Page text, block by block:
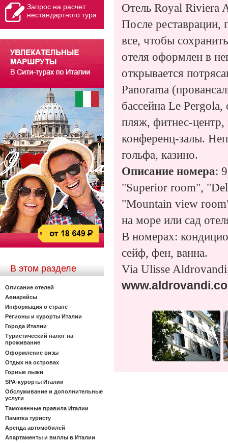
Запрос на расчет
нестандартного тура
В этом разделе
Описание отелей
Авиарейсы
Информация о стране
Регионы и курорты Италии
Города Италии
Туристический налог на
проживание
Оформление визы
Отдых на островах
Горные лыжи
SPA-курорты Италии
Обслуживание и дополнительные
услуги
Таможенные правила Италии
Памятка туристу
Аренда автомобилей
Апартаменты и виллы в Италии
Отель Royal Riviera
После реставрации,
все, чтобы
отеля оформлен в
открывается
Panorama
бассейна Le
пляж, фитнес-центр,
конференц-залы.
гольфа, казино.
Описание номера:
"Superior room",
"Mountain view
на море или сад
В номерах:
сейф, фен, ванна.
Via Ulisse